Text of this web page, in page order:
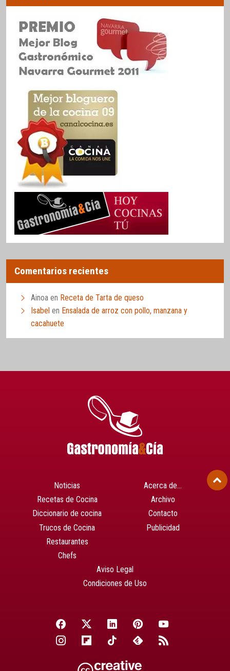
Comentarios recientes
Ainoa en Receta de Tarta de queso
Isabel en Ensalada de arroz con pollo, manzana y
cacahuete
Noticias
Recetas de Cocina
Diccionario de cocina
Trucos de Cocina
Restaurantes
Chefs
Acerca de…
Archivo
Contacto
Publicidad
Aviso Legal
Condiciones de Uso